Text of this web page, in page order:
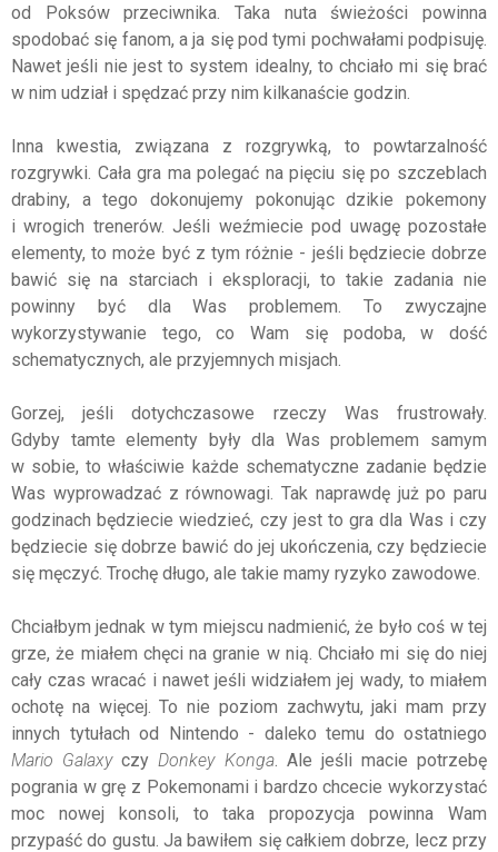
od Poksów przeciwnika. Taka nuta świeżości powinna
spodobać się fanom, a ja się pod tymi pochwałami podpisuję.
Nawet jeśli nie jest to system idealny, to chciało mi się brać
w nim udział i spędzać przy nim kilkanaście godzin.
Inna kwestia, związana z rozgrywką, to powtarzalność
rozgrywki. Cała gra ma polegać na pięciu się po szczeblach
drabiny, a tego dokonujemy pokonując dzikie pokemony
i wrogich trenerów. Jeśli weźmiecie pod uwagę pozostałe
elementy, to może być z tym różnie - jeśli będziecie dobrze
bawić się na starciach i eksploracji, to takie zadania nie
powinny być dla Was problemem. To zwyczajne
wykorzystywanie tego, co Wam się podoba, w dość
schematycznych, ale przyjemnych misjach.
Gorzej, jeśli dotychczasowe rzeczy Was frustrowały.
Gdyby tamte elementy były dla Was problemem samym
w sobie, to właściwie każde schematyczne zadanie będzie
Was wyprowadzać z równowagi. Tak naprawdę już po paru
godzinach będziecie wiedzieć, czy jest to gra dla Was i czy
będziecie się dobrze bawić do jej ukończenia, czy będziecie
się męczyć. Trochę długo, ale takie mamy ryzyko zawodowe.
Chciałbym jednak w tym miejscu nadmienić, że było coś w tej
grze, że miałem chęci na granie w nią. Chciało mi się do niej
cały czas wracać i nawet jeśli widziałem jej wady, to miałem
ochotę na więcej. To nie poziom zachwytu, jaki mam przy
innych tytułach od Nintendo - daleko temu do ostatniego
Mario GalaxyczyDonkey Konga. Ale jeśli macie potrzebę
pogrania w grę z Pokemonami i bardzo chcecie wykorzystać
moc nowej konsoli, to taka propozycja powinna Wam
przypaść do gustu. Ja bawiłem się całkiem dobrze, lecz przy